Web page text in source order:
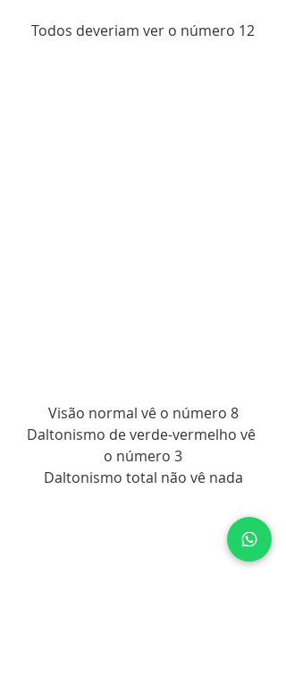
Todos deveriam ver o número 12
Visão normal vê o número 8
Daltonismo de verde-vermelho vê
o número 3
Daltonismo total não vê nada